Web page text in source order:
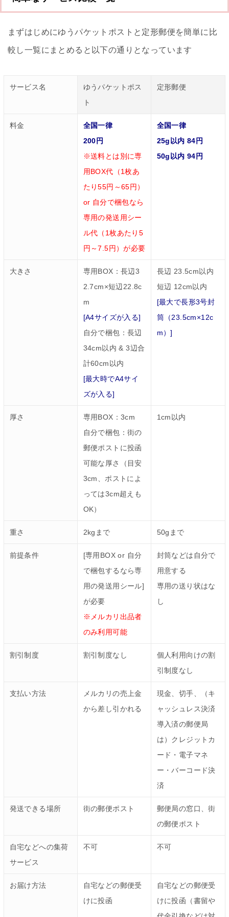
まずはじめにゆうパケットポストと定形郵便を簡単に比
較し一覧にまとめると以下の通りとなっています
サービス名
ゆうパケットポス
ト
定形郵便
料金
全国一律
200円
※送料とは別に専
用BOX代（1枚あ
たり55円～65円）
or 自分で梱包なら
専用の発送用シー
ル代（1枚あたり5
円～7.5円）が必要
全国一律
25g以内 84円
50g以内 94円
大きさ
専用BOX：長辺3
2.7cm×短辺22.8c
m
[A4サイズが入る]
自分で梱包：長辺
34cm以内 & 3辺合
計60cm以内
[最大時でA4サイ
ズが入る]
長辺 23.5cm以内
短辺 12cm以内
[最大で長形3号封
筒（23.5cm×12c
m）]
厚さ
専用BOX：3cm
自分で梱包：街の
郵便ポストに投函
可能な厚さ（目安
3cm、ポストによ
っては3cm超えも
OK）
1cm以内
重さ 2kgまで 50gまで
前提条件
[専用BOX or 自分
で梱包するなら専
用の発送用シール]
が必要
※メルカリ出品者
のみ利用可能
封筒などは自分で
用意する
専用の送り状はな
し
割引制度 割引制度なし
個人利用向けの割
引制度なし
支払い方法
メルカリの売上金
から差し引かれる
現金、切手、（キ
ャッシュレス決済
導入済の郵便局
は）クレジットカ
ード・電子マネ
ー・バーコード決
済
発送できる場所 街の郵便ポスト
郵便局の窓口、街
の郵便ポスト
自宅などへの集荷
サービス
不可 不可
お届け方法
自宅などの郵便受
けに投函
自宅などの郵便受
けに投函（書留や